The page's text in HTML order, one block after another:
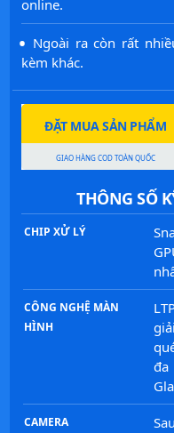
online.
· Ngoài ra còn rất
kèm khác.
ĐẶT MUA SẢN PHẨM
GIAO HÀNG COD TOÀN QUỐC
THÔNG SỐ
CHIP XỬ LÝ
CÔNG NGHỆ MÀN
HÌNH
CAMERA